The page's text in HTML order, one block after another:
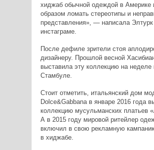
хиджаб обычной одеждой в Америке
образом ломать стереотипы и
представления», — написала
инстаграме.
После дефиле зрители стоя
дизайнеру. Прошлой весной
выставила эту коллекцию на
Стамбуле.
Стоит отметить, итальянский дом
Dolce&Gabbana в январе 2016 года
коллекцию мусульманских платьев
А в 2015 году мировой ритейлер
включил в свою рекламную
в хиджабе.